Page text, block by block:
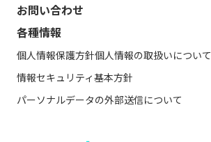
お問い合わせ
各種情報
個人情報保護方針個人情報の取扱いについて
情報セキュリティ基本方針
パーソナルデータの外部送信について